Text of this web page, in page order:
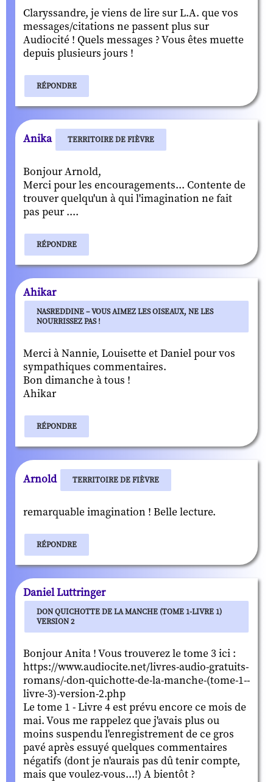
Claryssandre, je viens de lire sur L.A. que vos
messages/citations ne passent plus sur
Audiocité ! Quels messages ? Vous êtes muette
depuis plusieurs jours !
RÉPONDRE
Anika TERRITOIRE DE FIÈVRE
Bonjour Arnold,
Merci pour les encouragements... Contente de
trouver quelqu'un à qui l'imagination ne fait
pas peur ....
RÉPONDRE
Ahikar
NASREDDINE – VOUS AIMEZ LES OISEAUX, NE LES
NOURRISSEZ PAS !
Merci à Nannie, Louisette et Daniel pour vos
sympathiques commentaires.
Bon dimanche à tous !
Ahikar
RÉPONDRE
Arnold TERRITOIRE DE FIÈVRE
remarquable imagination ! Belle lecture.
RÉPONDRE
Daniel Luttringer
DON QUICHOTTE DE LA MANCHE (TOME 1-LIVRE 1)
VERSION 2
Bonjour Anita ! Vous trouverez le tome 3 ici :
https://www.audiocite.net/livres-audio-gratuits-
romans/-don-quichotte-de-la-manche-(tome-1--
livre-3)-version-2.php
Le tome 1 - Livre 4 est prévu encore ce mois de
mai. Vous me rappelez que j'avais plus ou
moins suspendu l'enregistrement de ce gros
pavé après essuyé quelques commentaires
négatifs (dont je n'aurais pas dû tenir compte,
mais que voulez-vous...!) A bientôt ?